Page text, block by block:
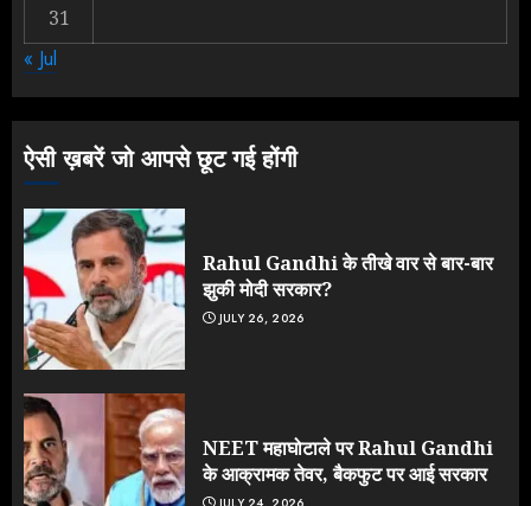
3
31
« Jul
ऐसी ख़बरें जो आपसे छूट गई होंगी
Rahul Gandhi के तीखे वार से बार-बार
झुकी मोदी सरकार?
JULY 26, 2026
NEET महाघोटाले पर Rahul Gandhi
के आक्रामक तेवर, बैकफुट पर आई सरकार